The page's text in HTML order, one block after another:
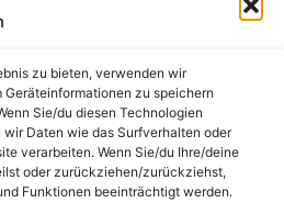
zu bieten, verwenden wir
zu speichern
Sie/du diesen Technologien
Daten wie das Surfverhalten oder
verarbeiten. Wenn Sie/du Ihre/deine
oder zurückziehen/zurückziehst,
Funktionen beeinträchtigt werden.
Transkribierer